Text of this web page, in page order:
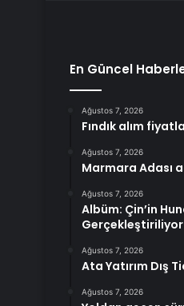
En Güncel
Ağustos 7, 2026
Fındık alım
Ağustos 7, 2026
Marmara Adası
Ağustos 7, 2026
Albüm: Çin’in
Gerçekleştiriliyor
Ağustos 7, 2026
Ata Yatırım Dış
Ağustos 7, 2026